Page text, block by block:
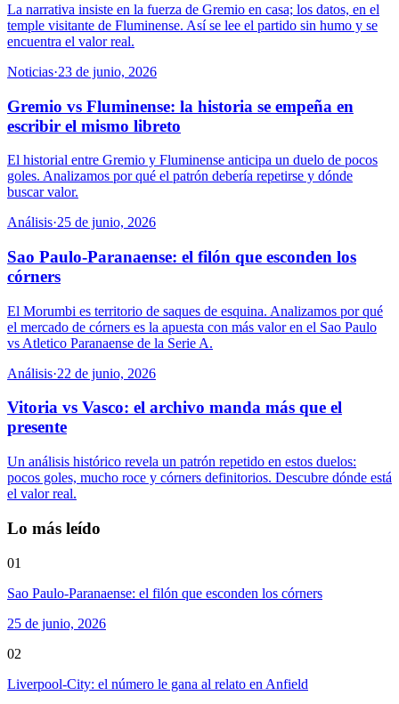
La narrativa insiste en la fuerza de Gremio en casa; los datos, en el
temple visitante de Fluminense. Así se lee el partido sin humo y se
encuentra el valor real.
Noticias·23 de junio, 2026
Gremio vs Fluminense: la historia se empeña en
escribir el mismo libreto
El historial entre Gremio y Fluminense anticipa un duelo de pocos
goles. Analizamos por qué el patrón debería repetirse y dónde
buscar valor.
Análisis·25 de junio, 2026
Sao Paulo-Paranaense: el filón que esconden los
córners
El Morumbi es territorio de saques de esquina. Analizamos por qué
el mercado de córners es la apuesta con más valor en el Sao Paulo
vs Atletico Paranaense de la Serie A.
Análisis·22 de junio, 2026
Vitoria vs Vasco: el archivo manda más que el
presente
Un análisis histórico revela un patrón repetido en estos duelos:
pocos goles, mucho roce y córners definitorios. Descubre dónde está
el valor real.
Lo más leído
01
Sao Paulo-Paranaense: el filón que esconden los córners
25 de junio, 2026
02
Liverpool-City: el número le gana al relato en Anfield